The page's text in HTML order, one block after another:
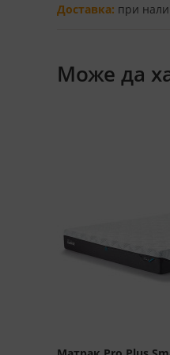
Доставка: при
Може да